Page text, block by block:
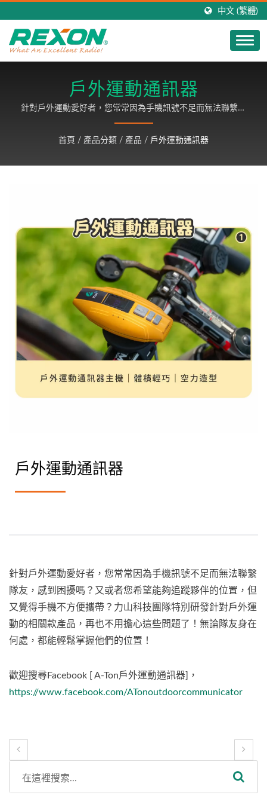
中文 (繁體)
戶外運動通訊器
針對戶外運動愛好者，您常常因為手機訊號不足而無法聯繫隊
友，感到困擾嗎？又或者您希望能夠追蹤夥伴的位置，但又覺
得手機不方便攜帶？力山科技團隊特別研發針對戶外運動的相
能輕鬆掌握他們的位置！ / 力山科技以30年來的卓越領先科
首頁 / 產品分類 / 產品 / 戶外運動通訊器
戶外運動通訊器
針對戶外運動愛好者，您常常因為手機訊號不足而無法聯繫
隊友，感到困擾嗎？又或者您希望能夠追蹤夥伴的位置，但
又覺得手機不方便攜帶？力山科技團隊特別研發針對戶外運
動的相關款產品，再也不用擔心這些問題了！無論隊友身在
何處，都能輕鬆掌握他們的位置！
歡迎搜尋Facebook [ A-Ton戶外運動通訊器]，
https://www.facebook.com/ATonoutdoorcommunicator